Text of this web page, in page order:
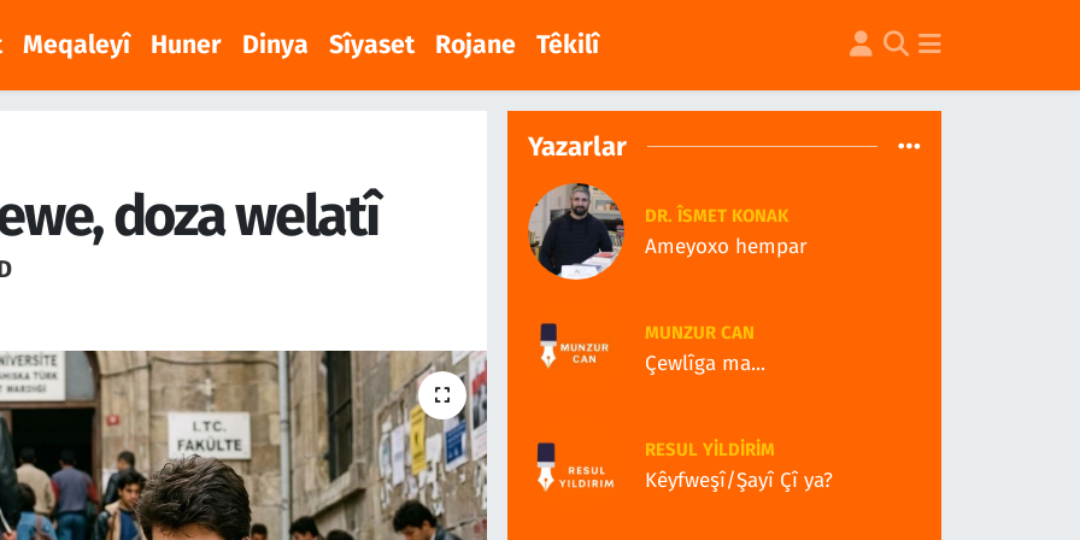
Meqaleyî Huner Dinya Sîyaset Rojane Têkilî
doza welatî
Yazarlar
DR. ÎSMET KONAK
Ameyoxo hempar
MUNZUR CAN
Çewlîga ma...
RESUL YILDIRIM
Kêyfweşî/Şayî Çî ya?